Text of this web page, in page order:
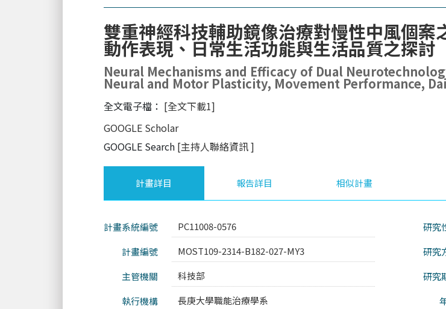
雙重神經科技輔助鏡像治療對慢性中風個案
動作表現、日常生活功能與生活品質之探討
Neural Mechanisms and Efficacy of Dual
Neural and Motor Plasticity, Movement Performance,
全文電子檔： [全文下載1]
GOOGLE Scholar
GOOGLE Search [主持人聯絡資訊]
計畫詳目 報告詳目 相似計畫
計畫系統編號 PC11008-0576 研究
計畫編號
MOST109-2314-B182-027-MY3 研究
主管機關
科技部 研究
執行機構
長庚大學職能治療學系